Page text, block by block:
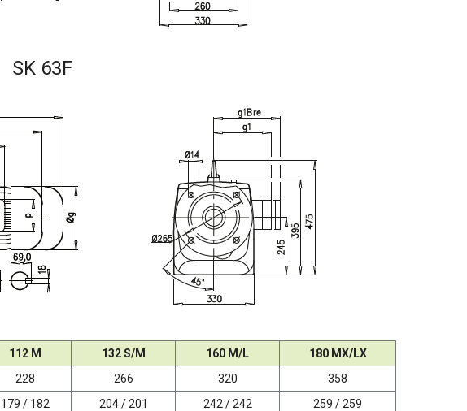
SK 63F
112 M 132 S/M 160 M/L
180 MX/LX
228 266 320
358
179 / 182 204 / 201 242 / 242
259 / 259